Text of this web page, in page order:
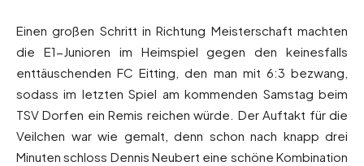
Einen großen Schritt in Richtung Meisterschaft machten
die E1-Junioren im Heimspiel gegen den keinesfalls
enttäuschenden FC Eitting, den man mit 6:3 bezwang,
sodass im letzten Spiel am kommenden Samstag beim
TSV Dorfen ein Remis reichen würde. Der Auftakt für die
Veilchen war wie gemalt, denn schon nach knapp drei
Minuten schloss Dennis Neubert eine schöne Kombination